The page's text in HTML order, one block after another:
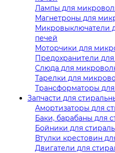
Лампы для
Магнетроны для
Микровыключатели
печей
Моторчики для
Предохранители
Слюда для
Тарелки для
Трансформаторы
Запчасти для
Амортизаторы для
Баки, барабаны для
Бойники для
Втулки крестовин
Двигатели для